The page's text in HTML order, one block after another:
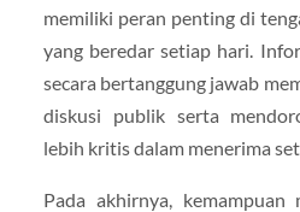
memiliki peran penting di
yang beredar setiap hari.
secara bertanggung jawab
diskusi publik serta
lebih kritis dalam menerima
Pada akhirnya, kemampuan